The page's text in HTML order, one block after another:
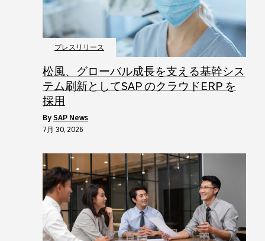
プレスリリース
松風、グローバル成長を支える基幹シス
テム刷新としてSAP のクラウドERP を
採用
by SAP News
7月 30, 2026